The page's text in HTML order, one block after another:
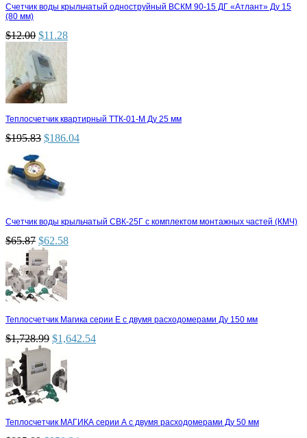
Счетчик воды крыльчатый одноструйный ВСКМ 90-15 ДГ «Атлант» Ду 15
(80 мм)
$12.00 $11.28
Теплосчетчик квартирный ТТК-01-М Ду 25 мм
$195.83 $186.04
Счетчик воды крыльчатый СВК-25Г с комплектом монтажных частей (КМЧ)
$65.87 $62.58
Теплосчетчик Магика серии Е с двумя расходомерами Ду 150 мм
$1,728.99 $1,642.54
Теплосчетчик МАГИКА серии А с двумя расходомерами Ду 50 мм